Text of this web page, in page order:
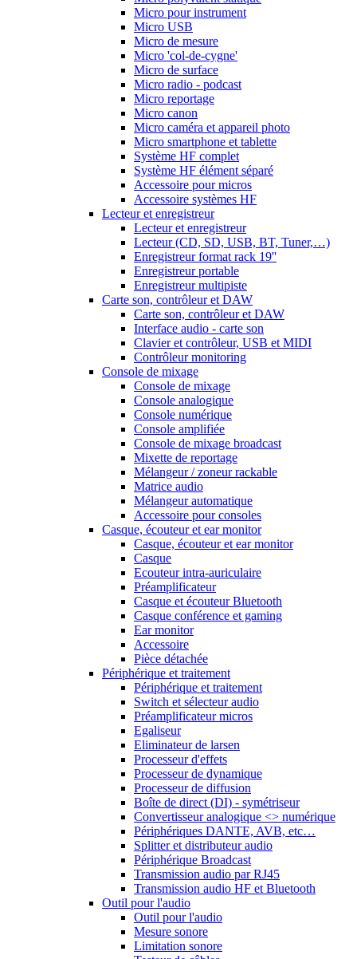
Micro pour instrument
Micro USB
Micro de mesure
Micro 'col-de-cygne'
Micro de surface
Micro radio - podcast
Micro reportage
Micro canon
Micro caméra et appareil photo
Micro smartphone et tablette
Système HF complet
Système HF élément séparé
Accessoire pour micros
Accessoire systèmes HF
Lecteur et enregistreur
Lecteur et enregistreur
Lecteur (CD, SD, USB, BT, Tuner,…)
Enregistreur format rack 19''
Enregistreur portable
Enregistreur multipiste
Carte son, contrôleur et DAW
Carte son, contrôleur et DAW
Interface audio - carte son
Clavier et contrôleur, USB et MIDI
Contrôleur monitoring
Console de mixage
Console de mixage
Console analogique
Console numérique
Console amplifiée
Console de mixage broadcast
Mixette de reportage
Mélangeur / zoneur rackable
Matrice audio
Mélangeur automatique
Accessoire pour consoles
Casque, écouteur et ear monitor
Casque, écouteur et ear monitor
Casque
Ecouteur intra-auriculaire
Préamplificateur
Casque et écouteur Bluetooth
Casque conférence et gaming
Ear monitor
Accessoire
Pièce détachée
Périphérique et traitement
Périphérique et traitement
Switch et sélecteur audio
Préamplificateur micros
Egaliseur
Eliminateur de larsen
Processeur d'effets
Processeur de dynamique
Processeur de diffusion
Boîte de direct (DI) - symétriseur
Convertisseur analogique <> numérique
Périphériques DANTE, AVB, etc…
Splitter et distributeur audio
Périphérique Broadcast
Transmission audio par RJ45
Transmission audio HF et Bluetooth
Outil pour l'audio
Outil pour l'audio
Mesure sonore
Limitation sonore